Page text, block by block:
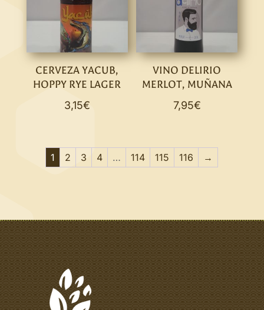
CERVEZA YACUB,
HOPPY RYE LAGER
3,15€
VINO DELIRIO
MERLOT, MUÑANA
7,95€
1 2 3 4 … 114 115 116 →